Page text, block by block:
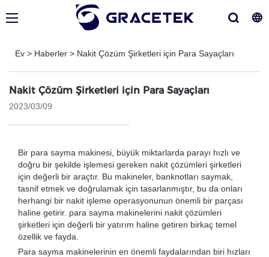
Ev > Haberler > Nakit Çözüm Şirketleri için Para Sayaçları
Nakit Çözüm Şirketleri için Para Sayaçları
2023/03/09
Bir para sayma makinesi, büyük miktarlarda parayı hızlı ve
doğru bir şekilde işlemesi gereken nakit çözümleri şirketleri
için değerli bir araçtır. Bu makineler, banknotları saymak,
tasnif etmek ve doğrulamak için tasarlanmıştır, bu da onları
herhangi bir nakit işleme operasyonunun önemli bir parçası
haline getirir. para sayma makinelerini nakit çözümleri
şirketleri için değerli bir yatırım haline getiren birkaç temel
özellik ve fayda.
Para sayma makinelerinin en önemli faydalarından biri hızları